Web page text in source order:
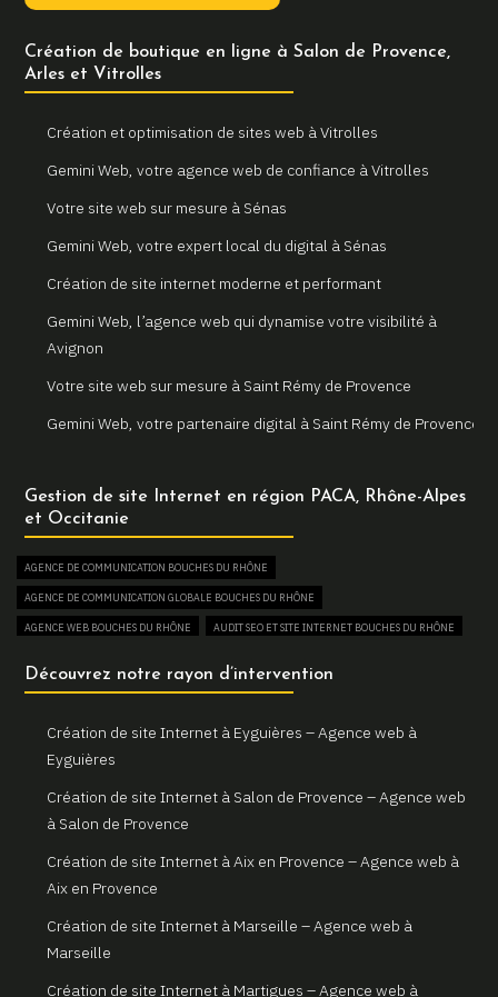
Création de boutique en ligne à Salon de Provence,
Arles et Vitrolles
Création et optimisation de sites web à Vitrolles
Gemini Web, votre agence web de confiance à Vitrolles
Votre site web sur mesure à Sénas
Gemini Web, votre expert local du digital à Sénas
Création de site internet moderne et performant
Gemini Web, l’agence web qui dynamise votre visibilité à
Avignon
Votre site web sur mesure à Saint Rémy de Provence
Gemini Web, votre partenaire digital à Saint Rémy de Provence
Votre agence web locale Gemini Web à Arles
Création et refonte de sites internet à Martigues
Gemini Web, votre agence web à Martigues
Un site web sur mesure pour votre activité à Aix en Provence
Provence
Gestion de site Internet en région PACA, Rhône-Alpes
et Occitanie
AGENCE DE COMMUNICATION BOUCHES DU RHÔNE
AGENCE DE COMMUNICATION GLOBALE BOUCHES DU RHÔNE
AGENCE WEB BOUCHES DU RHÔNE AUDIT SEO ET SITE INTERNET BOUCHES DU RHÔNE
CRÉATEUR DE SITE WEB BOUCHES DU RHÔNE
CRÉATION DE SITE INTERNET BOUCHES DU RHÔNE
CRÉATION DE SITE INTERNET PAS CHER BOUCHES DU RHÔNE
CRÉATION DE SITE INTERNET POUR AGENCE IMMOBILIÈRE BOUCHES DU RHÔNE
CRÉATION DE SITE INTERNET POUR ARCHITECTE BOUCHES DU RHÔNE
Découvrez notre rayon d’intervention
Création de site Internet à Eyguières – Agence web à
Eyguières
Création de site Internet à Salon de Provence – Agence web
à Salon de Provence
Création de site Internet à Aix en Provence – Agence web à
Aix en Provence
Création de site Internet à Marseille – Agence web à
Marseille
Création de site Internet à Martigues – Agence web à